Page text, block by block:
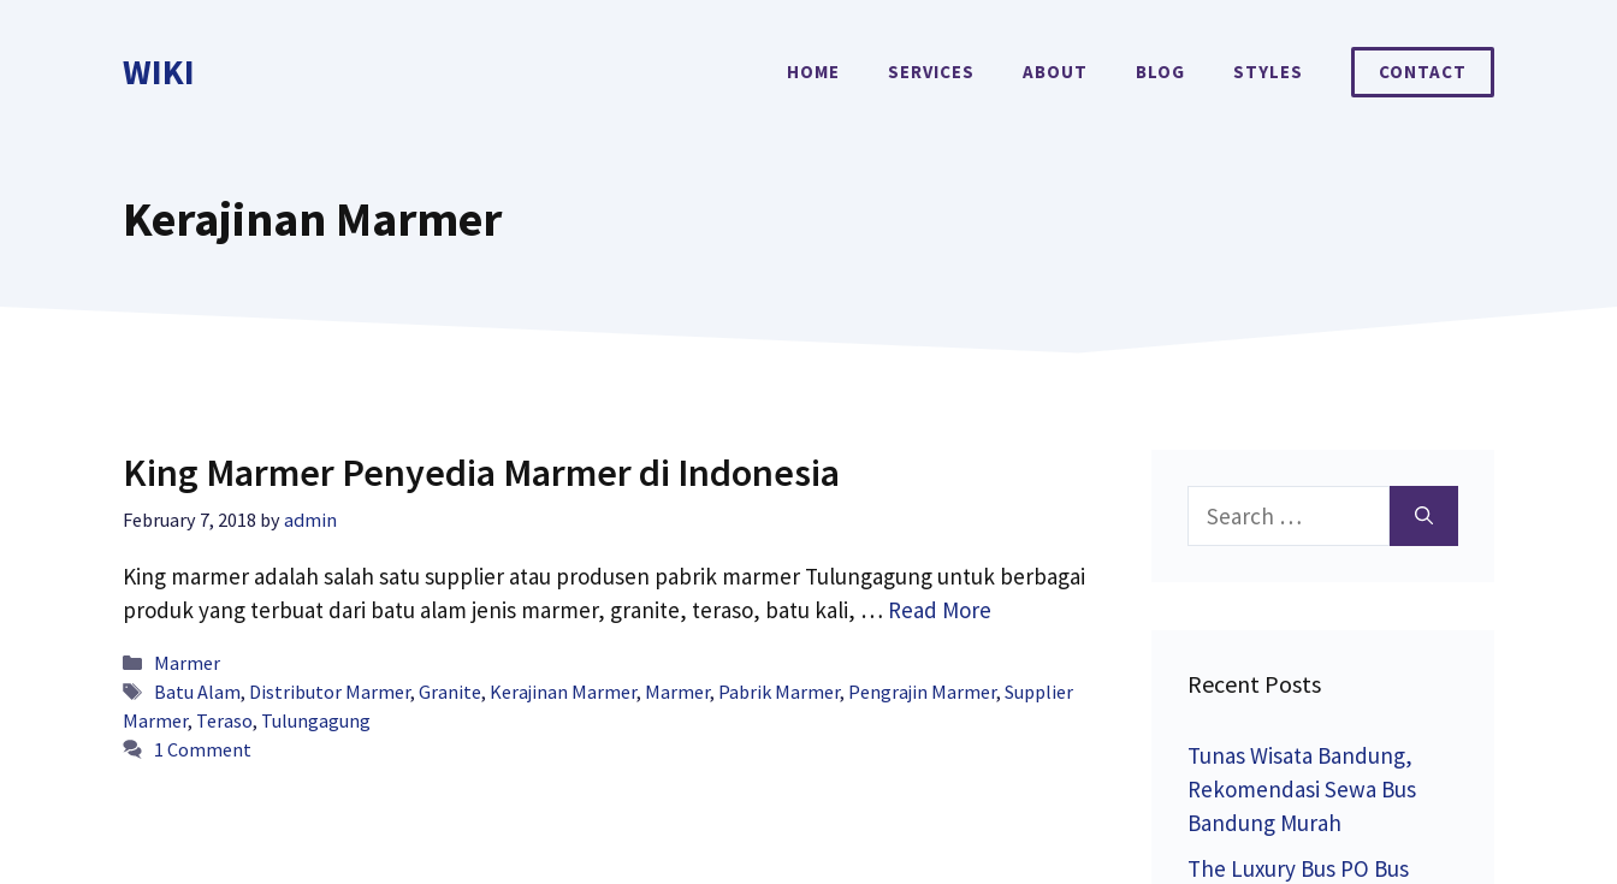
WIKI HOME SERVICES ABOUT BLOG STYLES CONTACT
Kerajinan Marmer
King Marmer Penyedia Marmer di Indonesia
February 7, 2018 byadmin
King marmer adalah salah satu supplier atau produsen pabrik marmer Tulungagung untuk berbagai
produk yang terbuat dari batu alam jenis marmer, granite, teraso, batu kali, … Read More
Categories
Marmer
Tags
Batu Alam, Distributor Marmer, Granite, Kerajinan Marmer, Marmer, Pabrik Marmer, Pengrajin Marmer, Supplier
Marmer, Teraso, Tulungagung
1 Comment
Search
Recent Posts
Tunas Wisata Bandung,
Rekomendasi Sewa Bus
Bandung Murah
The Luxury Bus PO Bus